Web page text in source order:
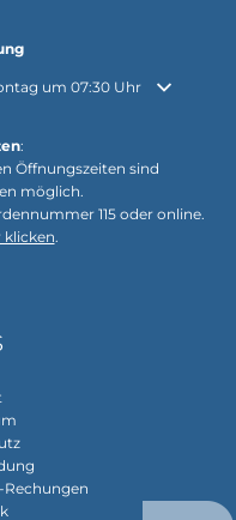
Schließzeiten auszublenden
um 07:30 Uhr
:
Öffnungszeiten sind
möglich.
115 oder online.
klicken.